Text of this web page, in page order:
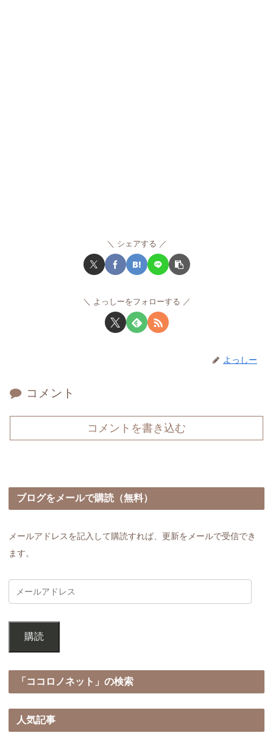
シェアする
よっしーをフォローする
よっしー
コメント
コメントを書き込む
ブログをメールで購読（無料）
メールアドレスを記入して購読すれば、更新をメールで受信でき
ます。
購読
「ココロノネット」の検索
人気記事